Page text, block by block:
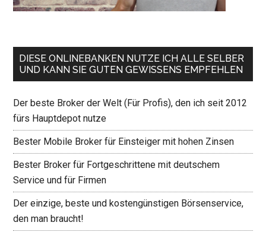
DIESE ONLINEBANKEN NUTZE ICH ALLE SELBER
UND KANN SIE GUTEN GEWISSENS EMPFEHLEN
Der beste Broker der Welt (Für Profis), den ich seit 2012
fürs Hauptdepot nutze
Bester Mobile Broker für Einsteiger mit hohen Zinsen
Bester Broker für Fortgeschrittene mit deutschem
Service und für Firmen
Der einzige, beste und kostengünstigen Börsenservice,
den man braucht!